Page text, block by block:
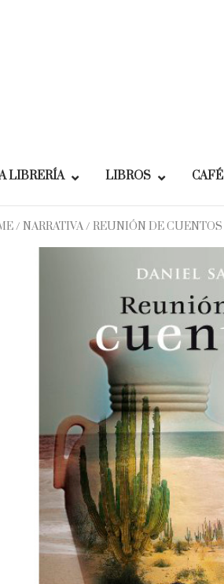
LIBRERÍA LIBROS CAFÉ
/ NARRATIVA/ REUNIÓN DE CUENTOS